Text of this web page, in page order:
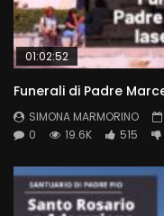
01:02:52
Funerali di Padre
SIMONA MARMORINO
0
19.6K 515